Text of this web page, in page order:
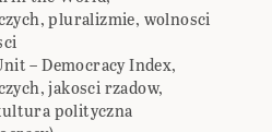
pluralizmie, wolnosci
– Democracy Index,
jakosci rzadow,
polityczna